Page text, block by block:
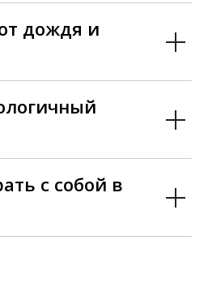
дождя и
с собой в